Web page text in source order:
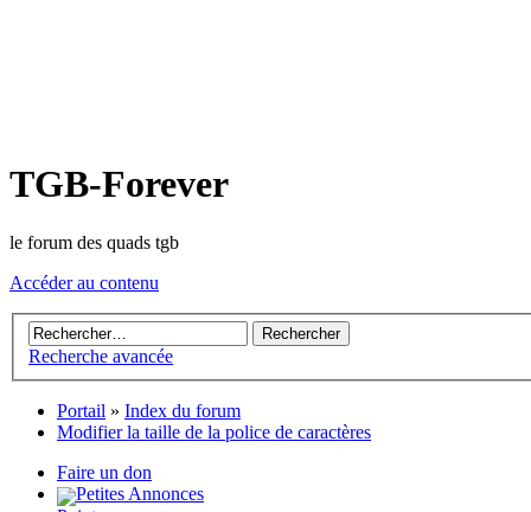
TGB-Forever
le forum des quads tgb
Accéder au contenu
Recherche avancée
Portail » Index du forum
Modifier la taille de la police de caractères
Faire un don
Petites Annonces